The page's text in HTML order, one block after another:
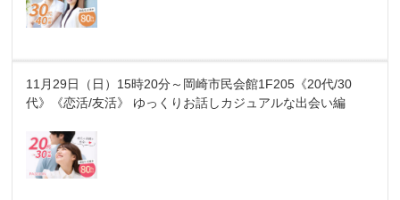
11月29日（日）15時20分～岡崎市民会館1F205《20代/30
代》《恋活/友活》 ゆっくりお話しカジュアルな出会い編